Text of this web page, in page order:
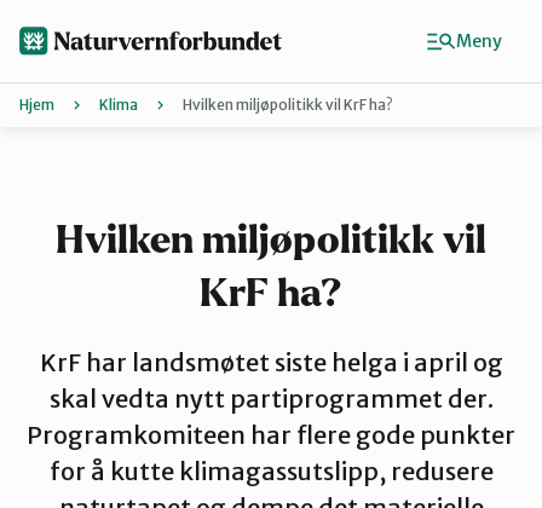
Finn ditt lokallag
Agder
Finnmark
Hordaland
Hjem Klima Hvilken miljøpolitikk vil KrF ha?
Hvilken miljøpolitikk vil
KrF ha?
KrF har landsmøtet siste helga i april og
skal vedta nytt partiprogrammet der.
Programkomiteen har flere gode punkter
for å kutte klimagassutslipp, redusere